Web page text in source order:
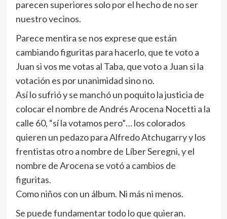
parecen superiores solo por el hecho de no ser
nuestro vecinos.
Parece mentira se nos exprese que están
cambiando figuritas para hacerlo, que te voto a
Juan si vos me votas al Taba, que voto a Juan si la
votación es por unanimidad sino no.
Así lo sufrió y se manchó un poquito la justicia de
colocar el nombre de Andrés Arocena Nocetti a la
calle 60, “sí la votamos pero”… los colorados
quieren un pedazo para Alfredo Atchugarry y los
frentistas otro a nombre de Líber Seregni, y el
nombre de Arocena se votó a cambios de
figuritas.
Como niños con un álbum. Ni más ni menos.
Se puede fundamentar todo lo que quieran.